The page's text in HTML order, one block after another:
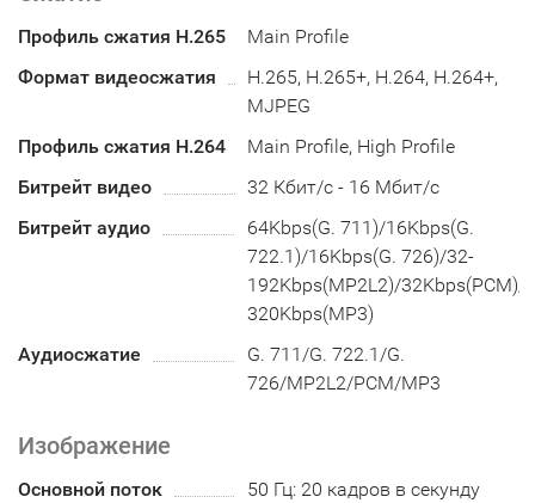
Профиль сжатия H.265
Main Profile
Формат видеосжатия
H.265, H.265+, H.264, H.264+,
MJPEG
Профиль сжатия H.264
Main Profile, High Profile
Битрейт видео
32 Кбит/с - 16 Мбит/с
Битрейт аудио
64Kbps(G. 711)/16Kbps(G.
722.1)/16Kbps(G. 726)/32-
192Kbps(MP2L2)/32Kbps(PCM)/
320Kbps(MP3)
Аудиосжатие
G. 711/G. 722.1/G.
726/MP2L2/PCM/MP3
Изображение
Основной поток
50 Гц: 20 кадров в секунду